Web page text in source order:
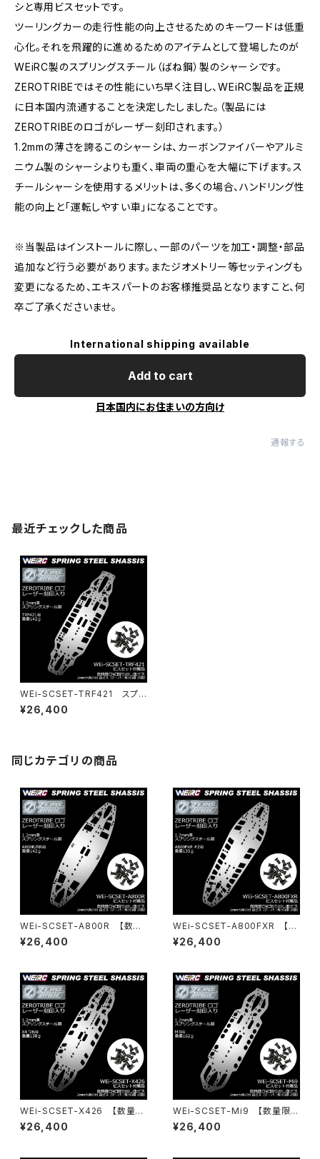
シと専用ビスセットです。
ツーリングカーの走行性能の向上させるためのキーワードは低重
心化。それを飛躍的に進めるためのアイテムとして登場したのが
WEiRC製のスプリングスチール（ばね鋼）製のシャーシです。
ZEROTRIBEではその性能にいち早く注目し、WEiRC製品を正規
に日本国内流通することを決定したしました。（製品には
ZEROTRIBEのロゴがレーザー刻印されます。）
1.2mmの薄さを誇るこのシャーシは、カーボンファイバーやアルミ
ニウム製のシャーシよりも重く、車両の重心を大幅に下げます。ス
チールシャーシを使用するメリットは、多くの場合、ハンドリング性
能の向上と「運転しやすい車」になることです。
※当製品はインストールに際し、一部のパーツを加工・調整・部品
追加など行う必要があります。またジオメトリー等セッティングも
変更になるため、エキスパートのお客様推奨品となりますこと、何
卒ご了承くださいませ。
International shipping available
Add to cart
日本国内にお住まいの方向け
通報する
最近チェックした商品
WEi-SCSET-TRF421 スプリ
ングスチールシャーシ＆ビスセッ
ト TRF421用
¥26,400
同じカテゴリの商品
WEi-SCSET-A800R 【数量
限定】スプリングスチールシャー
シ＆ビスセット A800R/RR用
¥26,400
WEi-SCSET-A800FXR 【数
量限定】スプリングスチールシャ
ーシ＆ビスセット A800FXR用
¥26,400
WEi-SCSET-X426 【数量限
定】スプリングスチールシャーシ
＆ビスセット X4 26用
¥26,400
WEi-SCSET-Mi9 【数量限
定】スプリングスチールシャーシ
＆ビスセット Mi9用
¥26,400